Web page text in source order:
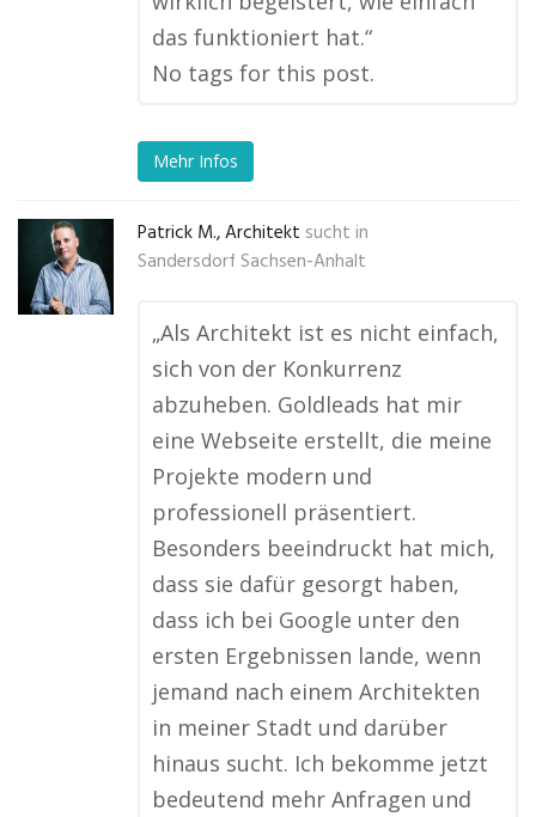
das funktioniert hat.“
No tags for this post.
Mehr Infos
Patrick M., Architekt sucht in
Sandersdorf Sachsen-Anhalt
„Als Architekt ist es nicht einfach,
sich von der Konkurrenz
abzuheben. Goldleads hat mir
eine Webseite erstellt, die meine
Projekte modern und
professionell präsentiert.
Besonders beeindruckt hat mich,
dass sie dafür gesorgt haben,
dass ich bei Google unter den
ersten Ergebnissen lande, wenn
jemand nach einem Architekten
in meiner Stadt und darüber
hinaus sucht. Ich bekomme jetzt
bedeutend mehr Anfragen und